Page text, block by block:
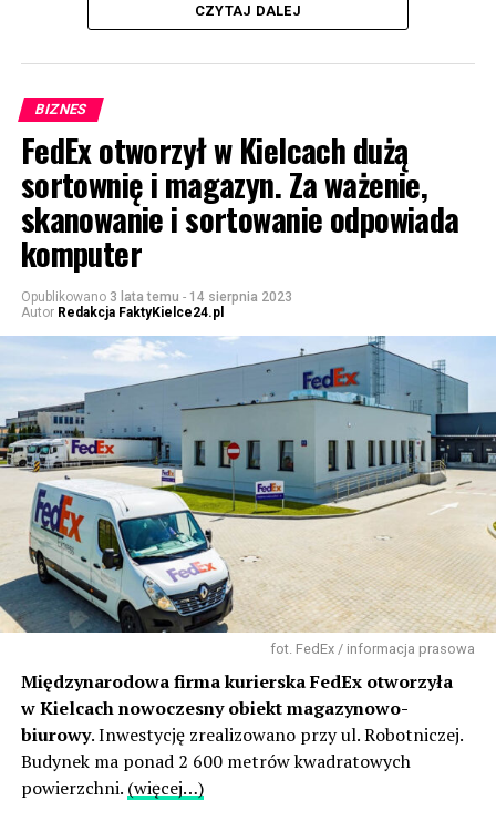
CZYTAJ DALEJ
BIZNES
FedEx otworzył w Kielcach dużą
sortownię i magazyn. Za ważenie,
skanowanie i sortowanie odpowiada
komputer
Opublikowano 3 lata temu - 14 sierpnia 2023
Autor Redakcja FaktyKielce24.pl
fot. FedEx / informacja prasowa
Międzynarodowa firma kurierska FedEx otworzyła
w Kielcach nowoczesny obiekt magazynowo-
biurowy. Inwestycję zrealizowano przy ul. Robotniczej.
Budynek ma ponad 2 600 metrów kwadratowych
powierzchni. (więcej…)